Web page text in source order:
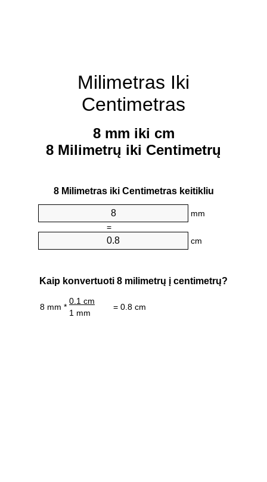
Milimetras Iki
Centimetras
8 mm iki cm
8 Milimetrų iki Centimetrų
8 Milimetras iki Centimetras keitikliu
mm
=
cm
Kaip konvertuoti 8 milimetrų į centimetrų?
8 mm *
0.1 cm
= 0.8 cm
1 mm